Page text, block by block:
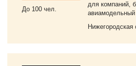
До 100 чел.
для компаний,
авиамодельный
Нижегородская